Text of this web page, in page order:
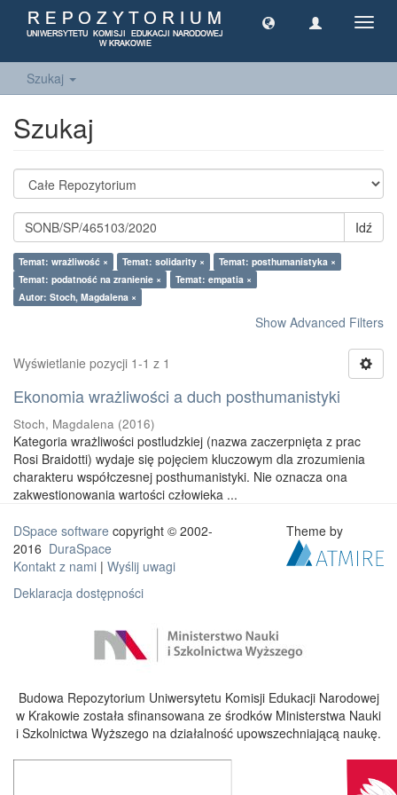
Szukaj
Szukaj
Idź
Temat: wrażliwość × Temat: solidarity ×
Temat: posthumanistyka ×
Temat: podatność na zranienie ×
Temat: empatia ×
Autor: Stoch, Magdalena ×
Show Advanced Filters
Wyświetlanie pozycji 1-1 z 1
Ekonomia wrażliwości a duch posthumanistyki
Stoch, Magdalena (2016)
Kategoria wrażliwości postludzkiej (nazwa zaczerpnięta z prac
Rosi Braidotti) wydaje się pojęciem kluczowym dla zrozumienia
charakteru współczesnej posthumanistyki. Nie oznacza ona
zakwestionowania wartości człowieka ...
DSpace software copyright © 2002-
2016 DuraSpace
Kontakt z nami | Wyślij uwagi
Deklaracja dostępności
Theme by
Budowa Repozytorium Uniwersytetu Komisji Edukacji Narodowej
w Krakowie została sfinansowana ze środków Ministerstwa Nauki
i Szkolnictwa Wyższego na działalność upowszechniającą naukę.